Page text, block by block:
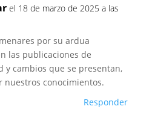
el 18 de marzo de 2025 a las
por su ardua
las publicaciones de
y cambios que se presentan,
nuestros conocimientos.
Responder